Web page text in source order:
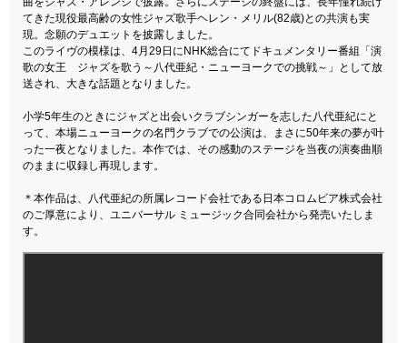
てきた現役最高齢の女性ジャズ歌手ヘレン・メリル(82歳)との共演も実
現。念願のデュエットを披露しました。
このライヴの模様は、4月29日にNHK総合にてドキュメンタリー番組「演
歌の女王 ジャズを歌う～八代亜紀・ニューヨークでの挑戦～」として放
送され、大きな話題となりました。
小学5年生のときにジャズと出会いクラブシンガーを志した八代亜紀にと
って、本場ニューヨークの名門クラブでの公演は、まさに50年来の夢が叶
った一夜となりました。本作では、その感動のステージを当夜の演奏曲順
のままに収録し再現します。
＊本作品は、八代亜紀の所属レコード会社である日本コロムビア株式会社
のご厚意により、ユニバーサル ミュージック合同会社から発売いたしま
す。